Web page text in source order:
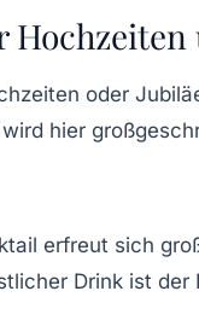
oder
hier
erfreut sich
Drink ist der